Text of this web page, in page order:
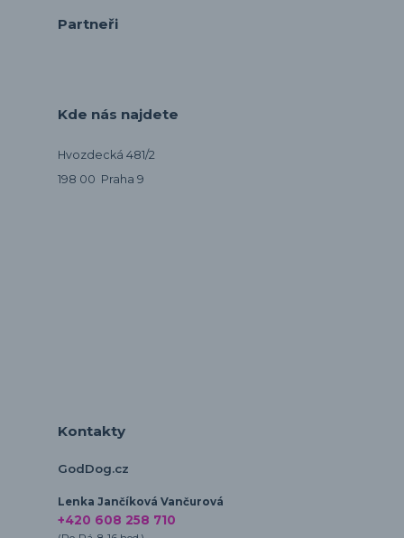
Partneři
Kde nás najdete
Hvozdecká 481/2
198 00 Praha 9
Kontakty
GodDog.cz
Lenka Jančíková Vančurová
+420 608 258 710